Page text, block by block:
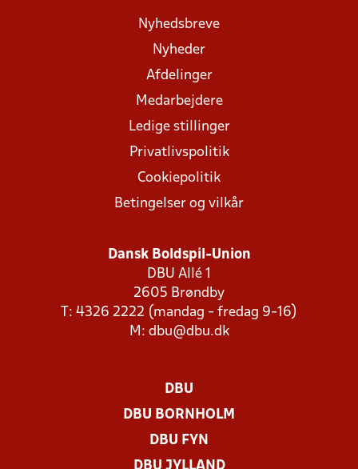
Nyhedsbreve
Nyheder
Afdelinger
Medarbejdere
Ledige stillinger
Privatlivspolitik
Cookiepolitik
Betingelser og vilkår
Dansk Boldspil-Union
DBU Allé 1
2605 Brøndby
T: 4326 2222 (mandag - fredag 9-16)
M: dbu@dbu.dk
DBU
DBU BORNHOLM
DBU FYN